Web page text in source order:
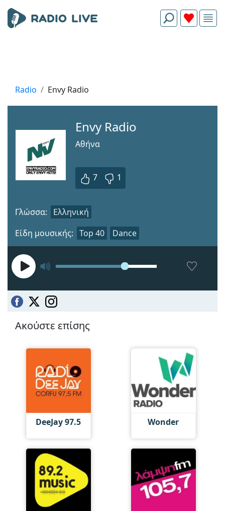
Radio Envy Radio
Envy Radio
Aθήνα
7 1
Είδη μουσικής: Top 40 Dance
Γλώσσα: Ελληνική
Ακούστε επίσης
DeeJay 97.5 Wonder